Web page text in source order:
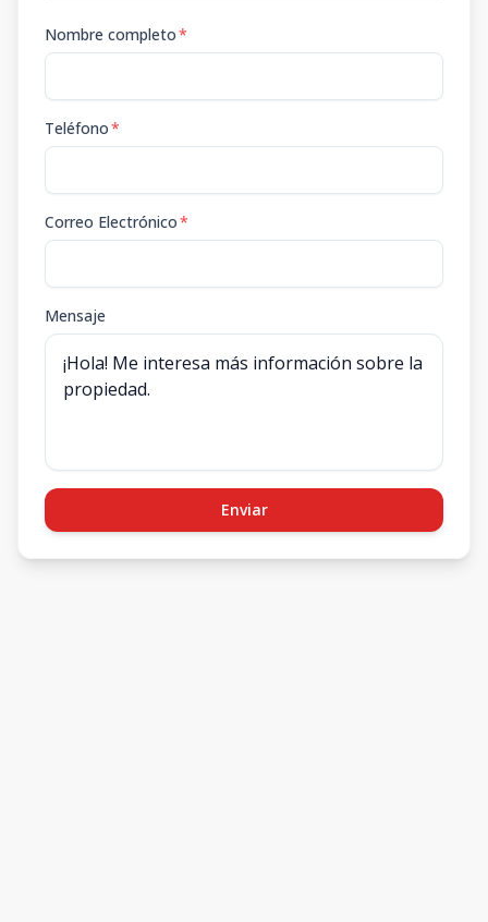
Nombre completo*
Teléfono*
Correo Electrónico*
Mensaje
Enviar